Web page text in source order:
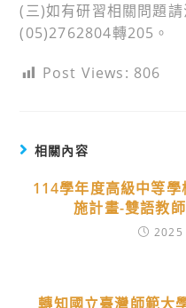
(三)如有研習相關問題
(05)2762804轉205。
Post Views: 806
相關內容
114學年度高級中等
施計畫-雙語教
2025
轉知國立臺灣師範大